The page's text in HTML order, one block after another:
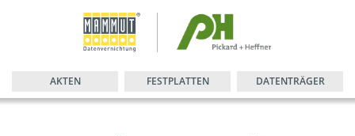
AKTEN FESTPLATTEN DATENTRÄGER